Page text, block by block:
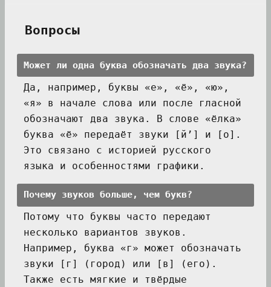
Вопросы
Может ли одна буква обозначать два звука?
Да, например, буквы «е», «ё», «ю»,
«я» в начале слова или после гласной
обозначают два звука. В слове «ёлка»
буква «ё» передаёт звуки [й’] и [о].
Это связано с историей русского
языка и особенностями графики.
Почему звуков больше, чем букв?
Потому что буквы часто передают
несколько вариантов звуков.
Например, буква «г» может обозначать
звуки [г] (город) или [в] (его).
Также есть мягкие и твёрдые